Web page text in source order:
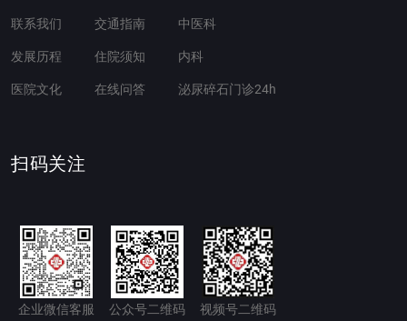
联系我们
发展历程
医院文化
交通指南
住院须知
在线问答
中医科
内科
泌尿碎石门诊24h
扫码关注
企业微信客服 公众号二维码 视频号二维码